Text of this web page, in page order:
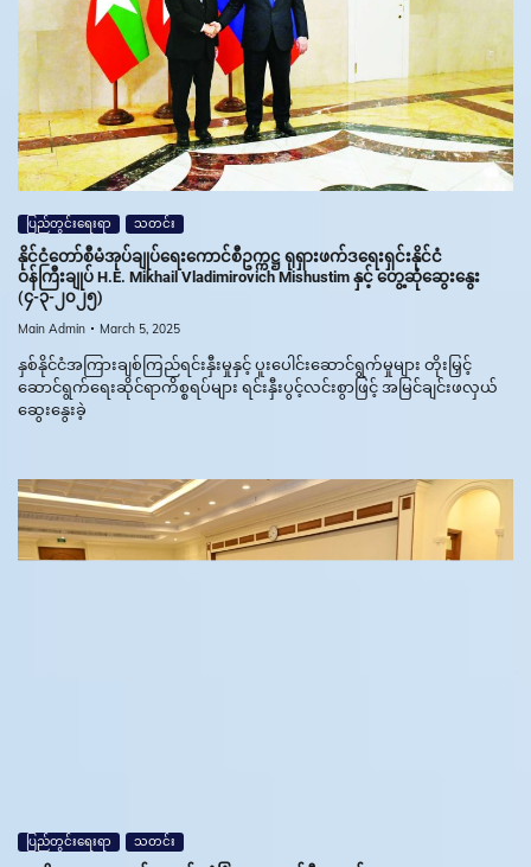
ပြည်တွင်းရေးရာ သတင်း
နိုင်ငံတော်စီမံအုပ်ချုပ်ရေးကောင်စီဥက္ကဋ္ဌ ရုရှားဖက်ဒရေးရှင်းနိုင်ငံ
ဝန်ကြီးချုပ် H.E. Mikhail Vladimirovich Mishustim နှင့် တွေ့ဆုံဆွေးနွေး
(၄-၃-၂၀၂၅)
Main Admin March 5, 2025
နှစ်နိုင်ငံအကြားချစ်ကြည်ရင်းနှီးမှုနှင့် ပူးပေါင်းဆောင်ရွက်မှုများ တိုးမြှင့်
ဆောင်ရွက်ရေးဆိုင်ရာကိစ္စရပ်များ ရင်းနှီးပွင့်လင်းစွာဖြင့် အမြင်ချင်းဖလှယ်
ဆွေးနွေးခဲ့
ပြည်တွင်းရေးရာ သတင်း